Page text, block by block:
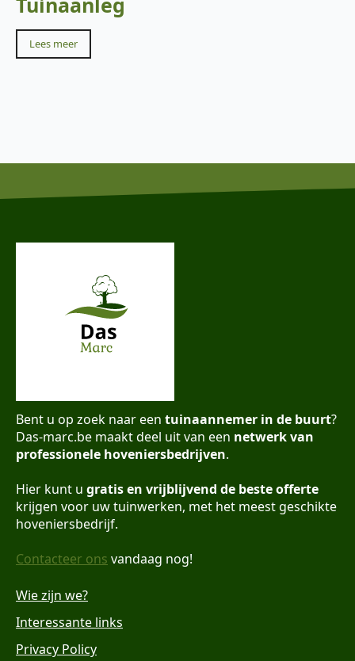
Lees meer
Bent u op zoek naar een tuinaannemer in de buurt?
Das-marc.be maakt deel uit van een netwerk van
professionele hoveniersbedrijven.
Hier kunt u gratis en vrijblijvend de beste offerte
krijgen voor uw tuinwerken, met het meest geschikte
hoveniersbedrijf.
Contacteer ons vandaag nog!
Wie zijn we?
Interessante links
Privacy Policy